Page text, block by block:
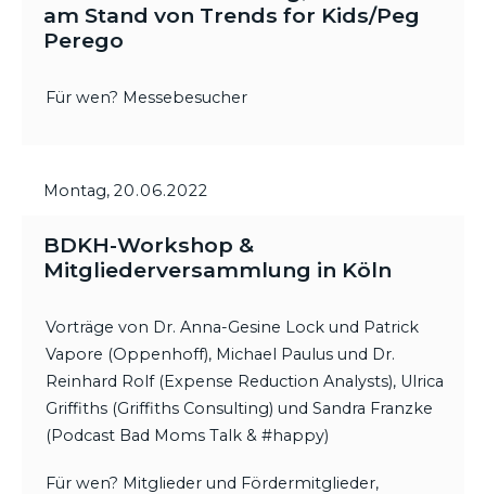
am Stand von Trends for Kids/Peg
Perego
Für wen? Messebesucher
Montag, 20.06.2022
BDKH-Workshop &
Mitgliederversammlung in Köln
Vorträge von Dr. Anna-Gesine Lock und Patrick
Vapore (Oppenhoff), Michael Paulus und Dr.
Reinhard Rolf (Expense Reduction Analysts), Ulrica
Griffiths (Griffiths Consulting) und Sandra Franzke
(Podcast Bad Moms Talk & #happy)
Für wen? Mitglieder und Fördermitglieder,